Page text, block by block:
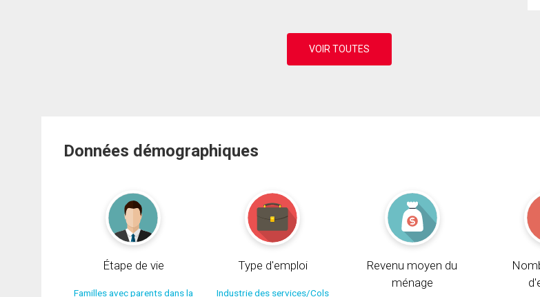
Données démographiques
Étape de vie
Familles avec parents dans la
Type d'emploi
Industrie des services/Cols
Revenu moyen du
ménage